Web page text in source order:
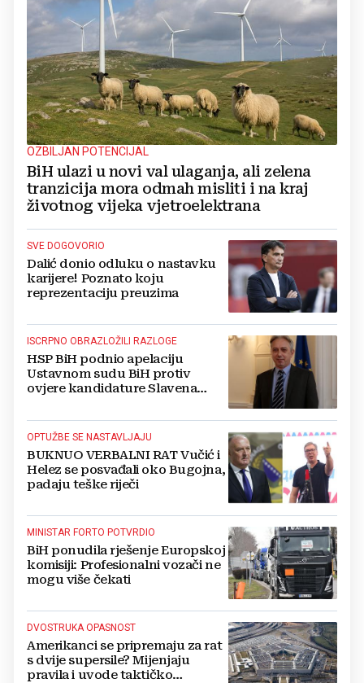
OZBILJAN POTENCIJAL
BiH ulazi u novi val ulaganja, ali zelena
tranzicija mora odmah misliti i na kraj
životnog vijeka vjetroelektrana
SVE DOGOVORIO
Dalić donio odluku o nastavku
karijere! Poznato koju
reprezentaciju preuzima
ISCRPNO OBRAZLOŽILI RAZLOGE
HSP BiH podnio apelaciju
Ustavnom sudu BiH protiv
ovjere kandidature Slavena
OPTUŽBE SE NASTAVLJAJU
BUKNUO VERBALNI RAT Vučić i
Helez se posvađali oko Bugojna,
padaju teške riječi
MINISTAR FORTO POTVRDIO
BiH ponudila rješenje Europskoj
komisiji: Profesionalni vozači ne
mogu više čekati
DVOSTRUKA OPASNOST
Amerikanci se pripremaju za rat
s dvije supersile? Mijenjaju
pravila i uvode taktičko